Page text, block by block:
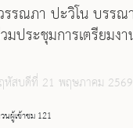
รรณภา ปะวิโน บรร
วมประชุมการเตรียม
หัสบดีที่ 21 พฤษภาคม
ผู้เข้าชม 121